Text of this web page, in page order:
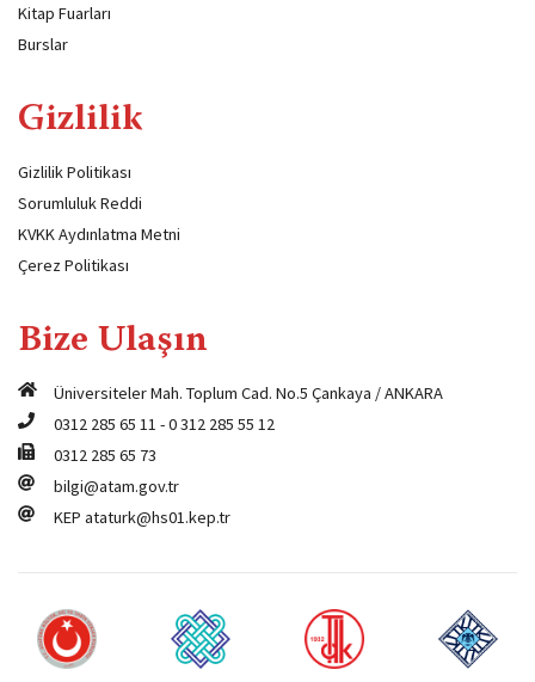
Kitap Fuarları
Burslar
Gizlilik
Gizlilik Politikası
Sorumluluk Reddi
KVKK Aydınlatma Metni
Çerez Politikası
Bize Ulaşın
Üniversiteler Mah. Toplum Cad. No.5 Çankaya / ANKARA
0312 285 65 11 -0 312 285 55 12
0312 285 65 73
bilgi@atam.gov.tr
KEP ataturk@hs01.kep.tr